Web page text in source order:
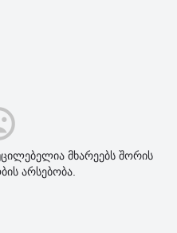
მხარეებს შორის
არსებობა.